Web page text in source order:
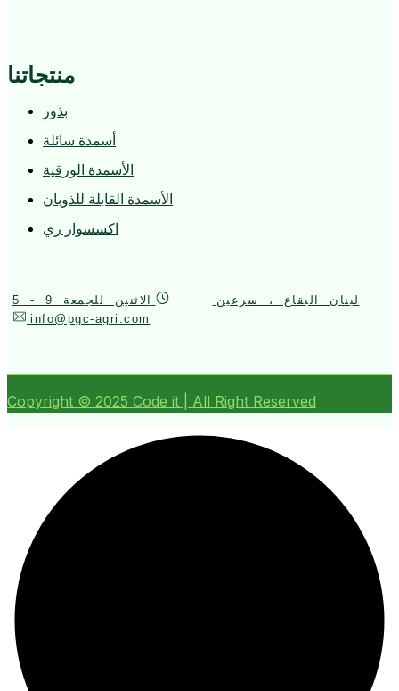
منتجاتنا
بذور
أسمدة سائلة
الأسمدة الورقية
الأسمدة القابلة للذوبان
اكسسوار ري
لبنان البقاع ، سرعين
الاثنين للجمعة 9 - 5
info@pgc-agri.com
Copyright © 2025 Code it | All Right Reserved